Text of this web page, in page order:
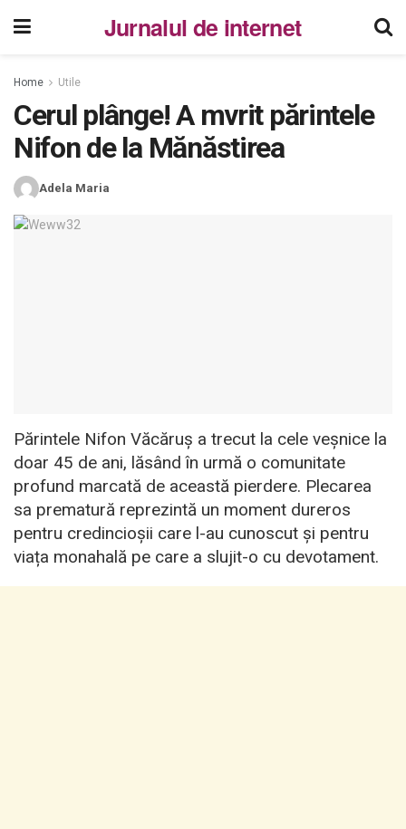
Jurnalul de internet
Home Utile
Cerul plânge! A mvrit părintele
Nifon de la Mănăstirea
Adela Maria
Părintele Nifon Văcăruș a trecut la cele veșnice la
doar 45 de ani, lăsând în urmă o comunitate
profund marcată de această pierdere. Plecarea
sa prematură reprezintă un moment dureros
pentru credincioșii care l-au cunoscut și pentru
viața monahală pe care a slujit-o cu devotament.